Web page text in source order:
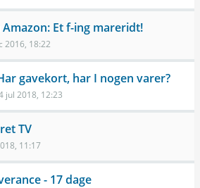
Et f-ing mareridt!
2016, 18:22
gavekort, har I nogen varer?
jul 2018, 12:23
TV
11:17
- 17 dage